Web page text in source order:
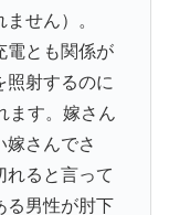
せん）。
電とも関係が
照射するのに
ます。嫁さん
嫁さんでさ
れると言って
る男性が肘下